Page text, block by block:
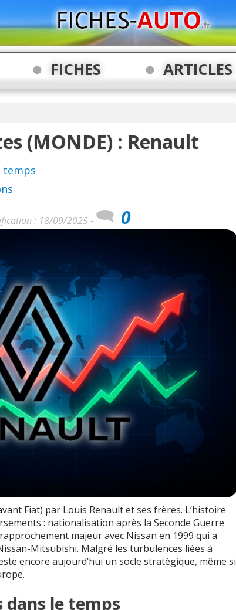
FICHES ARTICLES
(MONDE) : Renault
temps
: 18/09/2025 - 0
Fiat) par Louis Renault et ses frères. L’histoire
: nationalisation après la Seconde Guerre
majeur avec Nissan en 1999 qui a
Mitsubishi. Malgré les turbulences liées à
encore aujourd’hui un socle stratégique, même si
dans le temps